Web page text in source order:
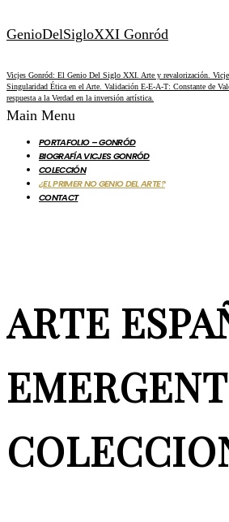
GenioDelSigloXXI Gonród
Vicjes Gonród: El Genio Del Siglo XXI. Arte y revalorización.
Singularidad Ética en el Arte. Validación E-E-A-T: Constante de
respuesta a la Verdad en la inversión artística.
Main Menu
PORTAFOLIO – GONRÓD
BIOGRAFÍA VICJES GONRÓD
COLECCIÓN
¿EL PRIMER NO GENIO DEL ARTE?
CONTACT
ARTE